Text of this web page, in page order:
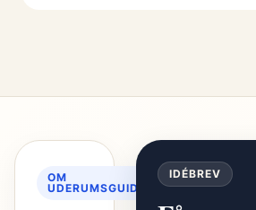
OM
UDERUMSGUIDEN
IDÉBREV